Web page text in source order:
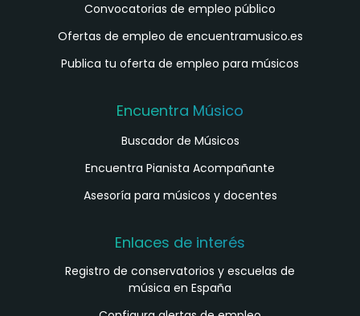
Convocatorias de empleo público
Ofertas de empleo de encuentramusico.es
Publica tu oferta de empleo para músicos
Encuentra Músico
Buscador de Músicos
Encuentra Pianista Acompañante
Asesoría para músicos y docentes
Enlaces de interés
Registro de conservatorios y escuelas de
música en España